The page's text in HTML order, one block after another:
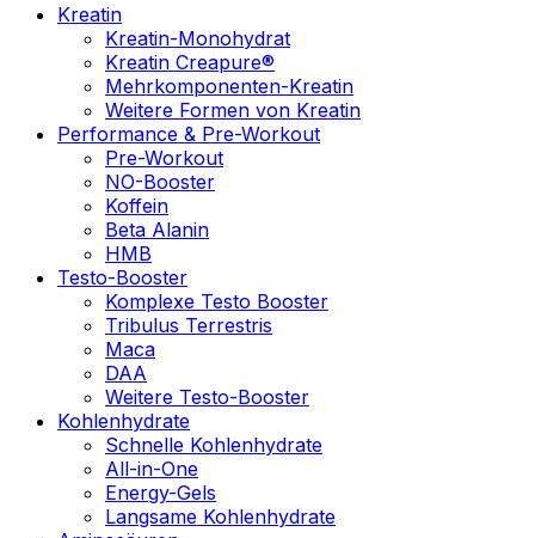
Kreatin
Kreatin-Monohydrat
Kreatin Creapure®
Mehrkomponenten-Kreatin
Weitere Formen von Kreatin
Performance & Pre-Workout
Pre-Workout
NO-Booster
Koffein
Beta Alanin
HMB
Testo-Booster
Komplexe Testo Booster
Tribulus Terrestris
Maca
DAA
Weitere Testo-Booster
Kohlenhydrate
Schnelle Kohlenhydrate
All-in-One
Energy-Gels
Langsame Kohlenhydrate